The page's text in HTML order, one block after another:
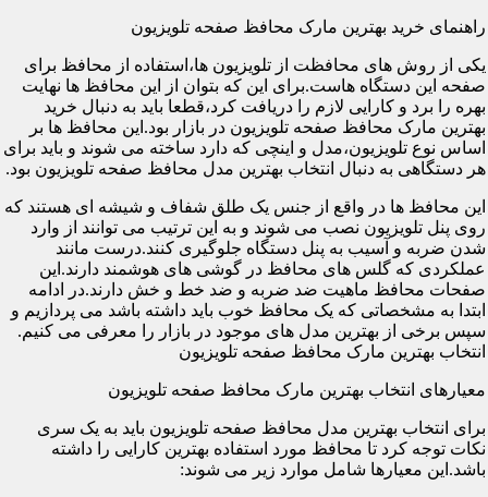
راهنمای خرید بهترین مارک محافظ صفحه تلویزیون
یکی از روش های محافظت از تلویزیون ها،استفاده از محافظ برای
صفحه این دستگاه هاست.برای این که بتوان از این محافظ ها نهایت
بهره را برد و کارایی لازم را دریافت کرد،قطعا باید به دنبال خرید
بهترین مارک محافظ صفحه تلویزیون در بازار بود.این محافظ ها بر
اساس نوع تلویزیون،مدل و اینچی که دارد ساخته می شوند و باید برای
هر دستگاهی به دنبال انتخاب بهترین مدل محافظ صفحه تلویزیون بود.
این محافظ ها در واقع از جنس یک طلق شفاف و شیشه ای هستند که
روی پنل تلویزیون نصب می شوند و به این ترتیب می توانند از وارد
شدن ضربه و آسیب به پنل دستگاه جلوگیری کنند.درست مانند
عملکردی که گلس های محافظ در گوشی های هوشمند دارند.این
صفحات محافظ ماهیت ضد ضربه و ضد خط و خش دارند.در ادامه
ابتدا به مشخصاتی که یک محافظ خوب باید داشته باشد می پردازیم و
سپس برخی از بهترین مدل های موجود در بازار را معرفی می کنیم.
انتخاب بهترین مارک محافظ صفحه تلویزیون
معیارهای انتخاب بهترین مارک محافظ صفحه تلویزیون
برای انتخاب بهترین مدل محافظ صفحه تلویزیون باید به یک سری
نکات توجه کرد تا محافظ مورد استفاده بهترین کارایی را داشته
باشد.این معیارها شامل موارد زیر می شوند: